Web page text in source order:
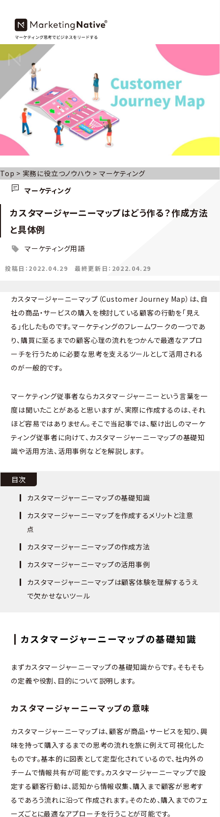
Top > 実務に役立つノウハウ > マーケティング
マーケティング
カスタマージャーニーマップはどう作る？作成方法
と具体例
マーケティング用語
投稿日：2022.04.29 最終更新日：2022.04.29
カスタマージャーニーマップ（Customer Journey Map）は、自
社の商品・サービスの購入を検討している顧客の行動を「見え
る」化したものです。マーケティングのフレームワークの一つであ
り、購買に至るまでの顧客心理の流れをつかんで最適なアプロ
ーチを行うために必要な思考を支えるツールとして活用される
のが一般的です。
マーケティング従事者ならカスタマージャーニーという言葉を一
度は聞いたことがあると思いますが、実際に作成するのは、それ
ほど容易ではありません。そこで当記事では、駆け出しのマーケ
ティング従事者に向けて、カスタマージャーニーマップの基礎知
識や活用方法、活用事例などを解説します。
目次
カスタマージャーニーマップの基礎知識
カスタマージャーニーマップを作成するメリットと注意
点
カスタマージャーニーマップの作成方法
カスタマージャーニーマップの活用事例
カスタマージャーニーマップは顧客体験を理解するうえ
で欠かせないツール
カスタマージャーニーマップの基礎知識
まずカスタマージャーニーマップの基礎知識からです。そもそも
の定義や役割、目的について説明します。
カスタマージャーニーマップの意味
カスタマージャーニーマップは、顧客が商品・サービスを知り、興
味を持って購入するまでの思考の流れを旅に例えて可視化した
ものです。基本的に図表として定型化されているので、社内外の
チームで情報共有が可能です。カスタマージャーニーマップで設
定する顧客行動は、認知から情報収集、購入まで顧客が思考す
るであろう流れに沿って作成されます。そのため、購入までのフェ
ーズごとに最適なアプローチを行うことが可能です。